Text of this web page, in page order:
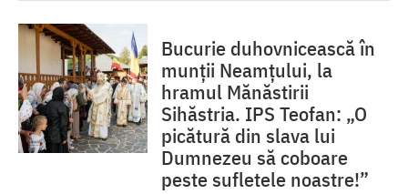
Bucurie duhovnicească în
munții Neamțului, la
hramul Mănăstirii
Sihăstria. IPS Teofan: „O
picătură din slava lui
Dumnezeu să coboare
peste sufletele noastre!”